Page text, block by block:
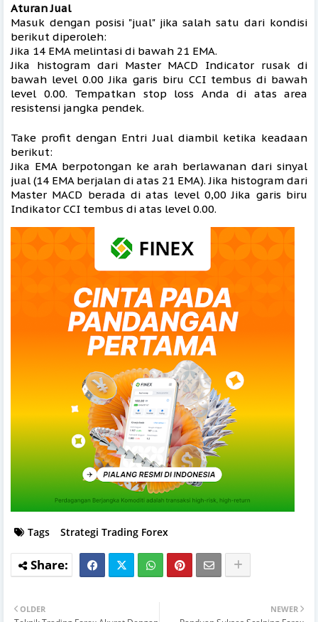
Aturan Jual
Masuk dengan posisi "jual" jika salah satu dari kondisi
berikut diperoleh:
Jika 14 EMA melintasi di bawah 21 EMA.
Jika histogram dari Master MACD Indicator rusak di
bawah level 0.00 Jika garis biru CCI tembus di bawah
level 0.00. Tempatkan stop loss Anda di atas area
resistensi jangka pendek.
Take profit dengan Entri Jual diambil ketika keadaan
berikut:
Jika EMA berpotongan ke arah berlawanan dari sinyal
jual (14 EMA berjalan di atas 21 EMA). Jika histogram dari
Master MACD berada di atas level 0,00 Jika garis biru
Indikator CCI tembus di atas level 0.00.
Tags Strategi Trading Forex
NEWER
OLDER